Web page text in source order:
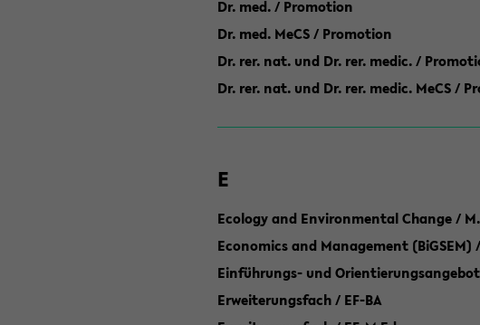
Dr. med. / Promotion
Dr. med. MeCS / Promotion
Dr. rer. nat. und Dr. rer. medic. /
Dr. rer. nat. und Dr. rer. medic. MeCS /
E
Ecology and Environmental Change /
Economics and Management
Einführungs- und
Erweiterungsfach / EF-BA